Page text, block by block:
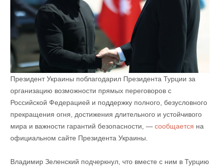
Президент Украины поблагодарил Президента Турции за
организацию возможности прямых переговоров с
Российской Федерацией и поддержку полного, безусловного
прекращения огня, достижения длительного и устойчивого
мира и важности гарантий безопасности, — сообщается на
официальном сайте Президента Украины.
Владимир Зеленский подчеркнул, что вместе с ним в Турцию